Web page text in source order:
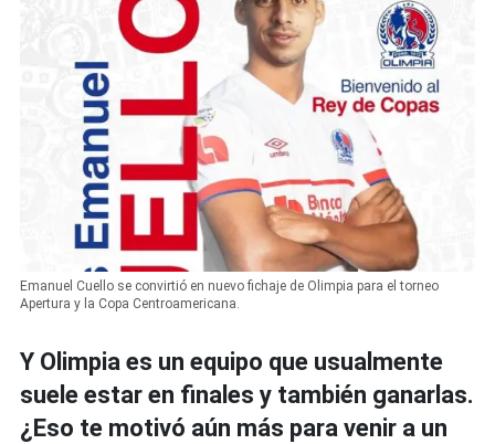
Emanuel Cuello se convirtió en nuevo fichaje de Olimpia para el torneo
Apertura y la Copa Centroamericana.
Y Olimpia es un equipo que usualmente
suele estar en finales y también ganarlas.
¿Eso te motivó aún más para venir a un